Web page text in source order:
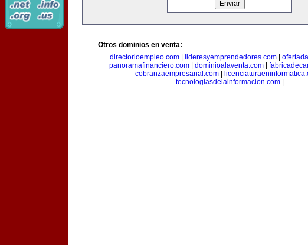
Otros dominios en venta:
directorioempleo.com
lideresyemprendedores.com
panoramafinanciero.com
dominioalaventa.com
cobranzaempresarial.com
tecnologiasdelainformacion.com|